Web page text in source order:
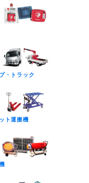
・トラック
ト運搬機